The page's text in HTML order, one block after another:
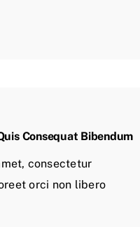
Consequat Bibendum
consectetur
orci non libero